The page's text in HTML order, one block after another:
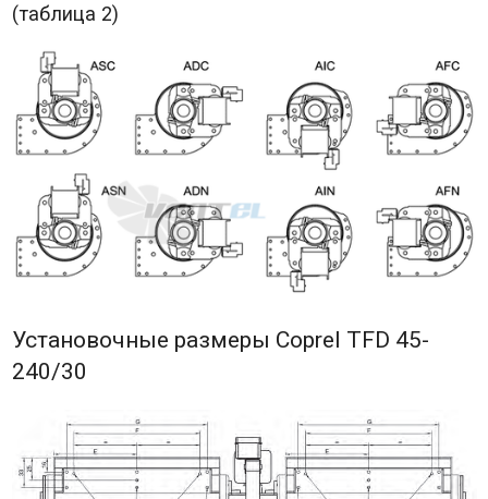
(таблица 2)
Установочные размеры Coprel TFD 45-
240/30